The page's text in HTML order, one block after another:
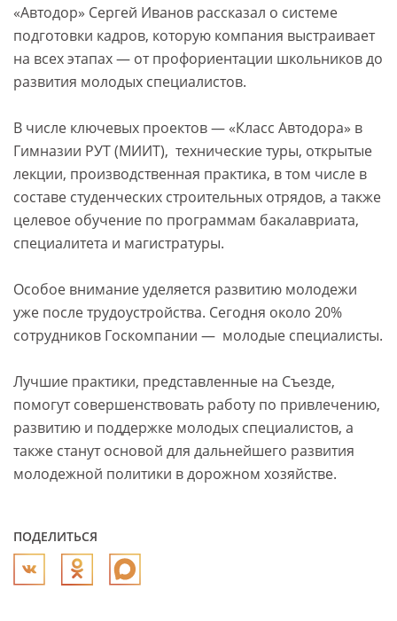
«Автодор» Сергей Иванов рассказал о системе
подготовки кадров, которую компания выстраивает
на всех этапах — от профориентации школьников до
развития молодых специалистов.
В числе ключевых проектов — «Класс Автодора» в
Гимназии РУТ (МИИТ), технические туры, открытые
лекции, производственная практика, в том числе в
составе студенческих строительных отрядов, а также
целевое обучение по программам бакалавриата,
специалитета и магистратуры.
Особое внимание уделяется развитию молодежи
уже после трудоустройства. Сегодня около 20%
сотрудников Госкомпании — молодые специалисты.
Лучшие практики, представленные на Съезде,
помогут совершенствовать работу по привлечению,
развитию и поддержке молодых специалистов, а
также станут основой для дальнейшего развития
молодежной политики в дорожном хозяйстве.
ПОДЕЛИТЬСЯ